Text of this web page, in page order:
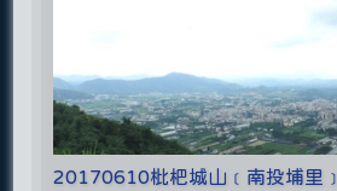
20170610枇杷城山﹝南投埔里﹞